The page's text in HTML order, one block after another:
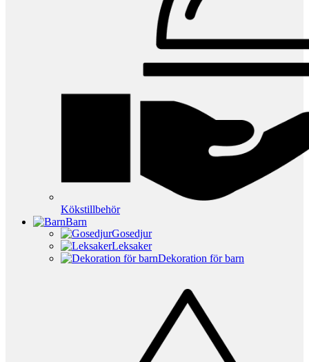
Kökstillbehör
Barn
Gosedjur
Leksaker
Dekoration för barn